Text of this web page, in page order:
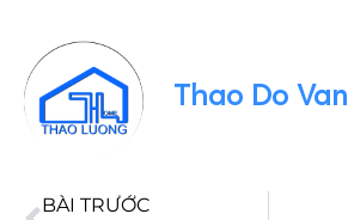
Thao Do Van
BÀI TRƯỚC